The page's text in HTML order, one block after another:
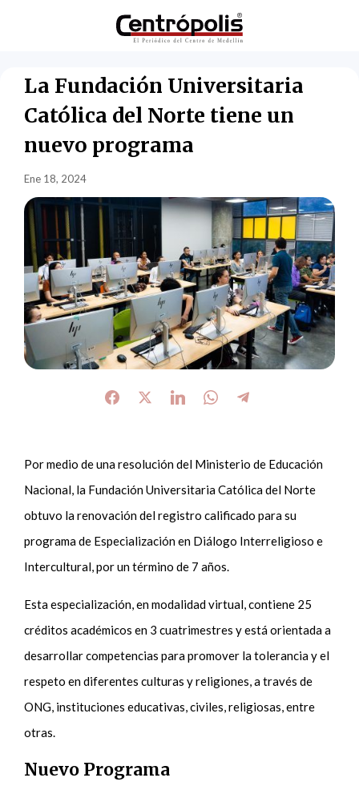
La Fundación Universitaria
Católica del Norte tiene un
nuevo programa
Ene 18, 2024
Por medio de una resolución del Ministerio de Educación
Nacional, la Fundación Universitaria Católica del Norte
obtuvo la renovación del registro calificado para su
programa de Especialización en Diálogo Interreligioso e
Intercultural, por un término de 7 años.
Esta especialización, en modalidad virtual, contiene 25
créditos académicos en 3 cuatrimestres y está orientada a
desarrollar competencias para promover la tolerancia y el
respeto en diferentes culturas y religiones, a través de
ONG, instituciones educativas, civiles, religiosas, entre
otras.
Nuevo Programa